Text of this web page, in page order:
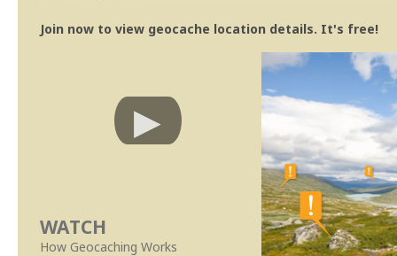
Join now to view geocache location details. It's free!
WATCH
How Geocaching Works